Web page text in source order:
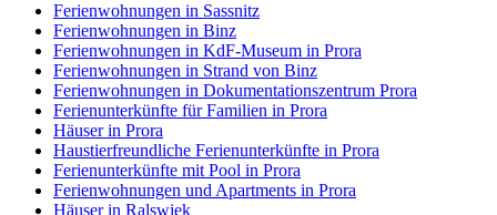
Ferienwohnungen in Sassnitz
Ferienwohnungen in Binz
Ferienwohnungen in KdF-Museum in Prora
Ferienwohnungen in Strand von Binz
Ferienwohnungen in Dokumentationszentrum Prora
Ferienunterkünfte für Familien in Prora
Häuser in Prora
Haustierfreundliche Ferienunterkünfte in Prora
Ferienunterkünfte mit Pool in Prora
Ferienwohnungen und Apartments in Prora
Häuser in Ralswiek